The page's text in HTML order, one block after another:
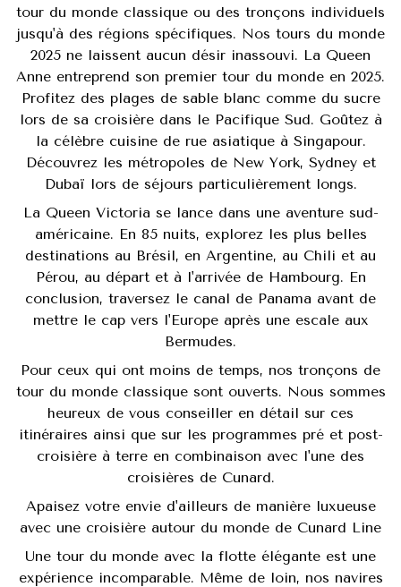
tour du monde classique ou des tronçons individuels
jusqu'à des régions spécifiques. Nos tours du monde
2025 ne laissent aucun désir inassouvi. La Queen
Anne entreprend son premier tour du monde en 2025.
Profitez des plages de sable blanc comme du sucre
lors de sa croisière dans le Pacifique Sud. Goûtez à
la célèbre cuisine de rue asiatique à Singapour.
Découvrez les métropoles de New York, Sydney et
Dubaï lors de séjours particulièrement longs.
La Queen Victoria se lance dans une aventure sud-
américaine. En 85 nuits, explorez les plus belles
destinations au Brésil, en Argentine, au Chili et au
Pérou, au départ et à l'arrivée de Hambourg. En
conclusion, traversez le canal de Panama avant de
mettre le cap vers l'Europe après une escale aux
Bermudes.
Pour ceux qui ont moins de temps, nos tronçons de
tour du monde classique sont ouverts. Nous sommes
heureux de vous conseiller en détail sur ces
itinéraires ainsi que sur les programmes pré et post-
croisière à terre en combinaison avec l'une des
croisières de Cunard.
Apaisez votre envie d'ailleurs de manière luxueuse
avec une croisière autour du monde de Cunard Line
Une tour du monde avec la flotte élégante est une
expérience incomparable. Même de loin, nos navires